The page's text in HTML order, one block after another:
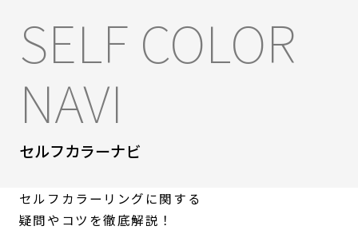
SELF COLOR
NAVI
セルフカラーナビ
セルフカラーリングに関する
疑問やコツを徹底解説！